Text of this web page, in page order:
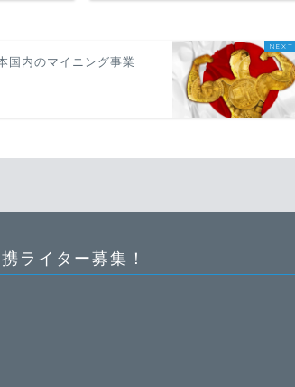
国内のマイニング事業
ライター募集！